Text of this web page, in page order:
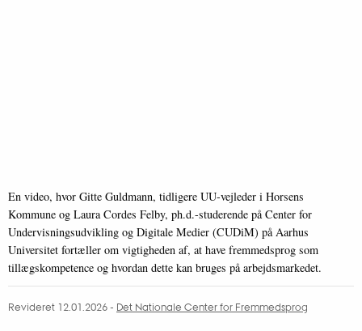
En video, hvor Gitte Guldmann, tidligere UU-vejleder i Horsens
Kommune og Laura Cordes Felby, ph.d.-studerende på Center for
Undervisningsudvikling og Digitale Medier (CUDiM) på Aarhus
Universitet fortæller om vigtigheden af, at have fremmedsprog som
tillægskompetence og hvordan dette kan bruges på arbejdsmarkedet.
Revideret 12.01.2026- Det Nationale Center for Fremmedsprog